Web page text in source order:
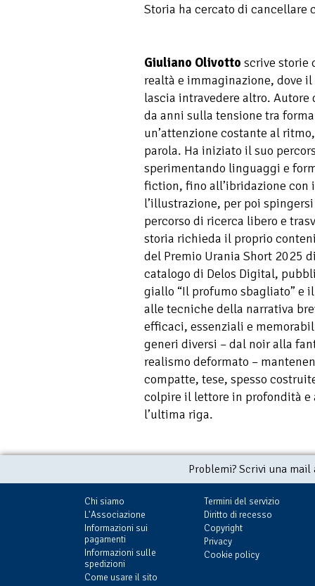
Storia ha cercato di cancellare
Giuliano Olivotto scrive storie
realtà e immaginazione, dove
lascia intravedere altro. Autore
da anni sulla tensione tra
un’attenzione costante al
parola. Ha iniziato il suo
sperimentando linguaggi e
fiction, fino all’ibridazione con
l’illustrazione, per poi
percorso di ricerca libero e
storia richieda il proprio
del Premio Urania Short 2025
catalogo di Delos Digital,
giallo “Il profumo sbagliato” e
alle tecniche della narrativa
efficaci, essenziali e
generi diversi – dal noir alla
realismo deformato –
compatte, tese, spesso
colpire il lettore in profondità e
l’ultima riga.
Problemi? Scrivi una
Chi siamo
L'Associazione
Informazioni sui
pagamenti
Informazioni sulle
spedizioni
Come usare il sito
Termini del servizio
Diritto di recesso
Copyright
Privacy
Cookie policy